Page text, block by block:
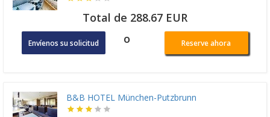
Total de 288.67 EUR
Envíenos su solicitud o Reserve ahora
B&B HOTEL München-Putzbrunn